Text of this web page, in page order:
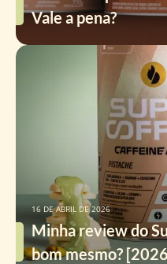
Vale a pena?
Minha review do
bom mesmo?
16 DE ABRIL DE 2026